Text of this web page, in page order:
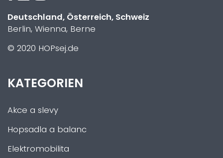
Deutschland, Österreich, Schweiz
Berlin, Wienna, Berne
© 2020 HOPsej.de
KATEGORIEN
Akce a slevy
Hopsadla a balanc
Elektromobilita